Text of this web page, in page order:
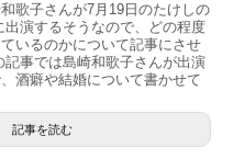
歌子さんが7月19日のたけしの
出演するそうなので、どの程度
いるのかについて記事にさせ
事では島崎和歌子さんが出演
酒癖や結婚について書かせて
記事を読む